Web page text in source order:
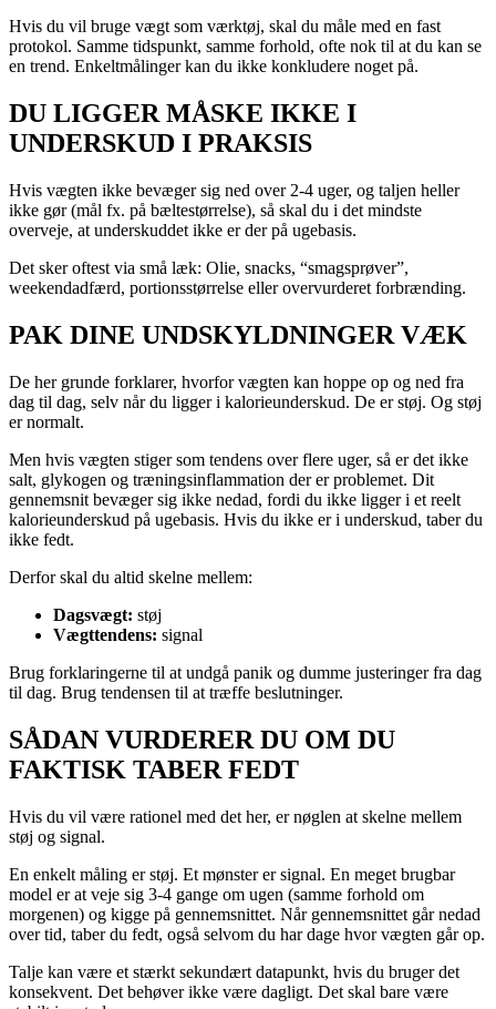
Hvis du vil bruge vægt som værktøj, skal du måle med en fast
protokol. Samme tidspunkt, samme forhold, ofte nok til at du kan se
en trend. Enkeltmålinger kan du ikke konkludere noget på.
DU LIGGER MÅSKE IKKE I
UNDERSKUD I PRAKSIS
Hvis vægten ikke bevæger sig ned over 2-4 uger, og taljen heller
ikke gør (mål fx. på bæltestørrelse), så skal du i det mindste
overveje, at underskuddet ikke er der på ugebasis.
Det sker oftest via små læk: Olie, snacks, “smagsprøver”,
weekendadfærd, portionsstørrelse eller overvurderet forbrænding.
PAK DINE UNDSKYLDNINGER VÆK
De her grunde forklarer, hvorfor vægten kan hoppe op og ned fra
dag til dag, selv når du ligger i kalorieunderskud. De er støj. Og støj
er normalt.
Men hvis vægten stiger som tendens over flere uger, så er det ikke
salt, glykogen og træningsinflammation der er problemet. Dit
gennemsnit bevæger sig ikke nedad, fordi du ikke ligger i et reelt
kalorieunderskud på ugebasis. Hvis du ikke er i underskud, taber du
ikke fedt.
Derfor skal du altid skelne mellem:
Dagsvægt: støj
Vægttendens: signal
Brug forklaringerne til at undgå panik og dumme justeringer fra dag
til dag. Brug tendensen til at træffe beslutninger.
SÅDAN VURDERER DU OM DU
FAKTISK TABER FEDT
Hvis du vil være rationel med det her, er nøglen at skelne mellem
støj og signal.
En enkelt måling er støj. Et mønster er signal. En meget brugbar
model er at veje sig 3-4 gange om ugen (samme forhold om
morgenen) og kigge på gennemsnittet. Når gennemsnittet går nedad
over tid, taber du fedt, også selvom du har dage hvor vægten går op.
Talje kan være et stærkt sekundært datapunkt, hvis du bruger det
konsekvent. Det behøver ikke være dagligt. Det skal bare være